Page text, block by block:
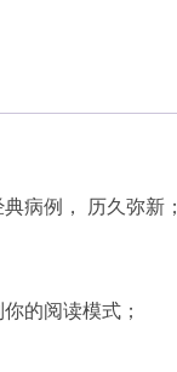
病例， 历久弥新；
的阅读模式；